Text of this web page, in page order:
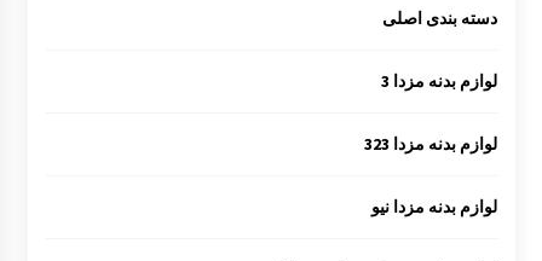
دسته بندی اصلی
لوازم بدنه مزدا 3
لوازم بدنه مزدا 323
لوازم بدنه مزدا نیو